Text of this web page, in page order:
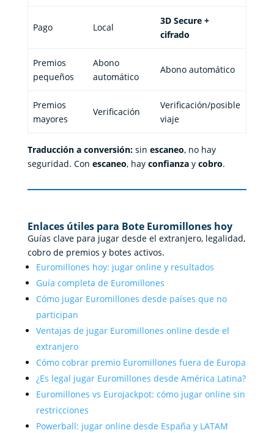
Pago Local
3D Secure +
cifrado
Premios
pequeños
Abono
automático
Abono automático
Premios
mayores
Verificación
Verificación/posible
viaje
Traducción a conversión:sin escaneo, no hay
seguridad. Con escaneo, hay confianzay cobro.
Enlaces útiles para Bote Euromillones hoy
Guías clave para jugar desde el extranjero, legalidad,
cobro de premios y botes activos.
Euromillones hoy: jugar online y resultados
Guía completa de Euromillones
Cómo jugar Euromillones desde países que no
participan
Ventajas de jugar Euromillones online desde el
extranjero
Cómo cobrar premio Euromillones fuera de Europa
¿Es legal jugar Euromillones desde América Latina?
Euromillones vs Eurojackpot: cómo jugar online sin
restricciones
Powerball: jugar online desde España y LATAM